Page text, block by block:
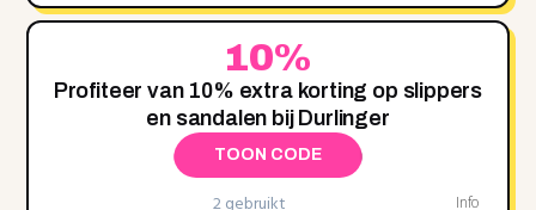
10%
Profiteer van 10% extra korting op slippers
en sandalen bij Durlinger
TOON CODE
Info